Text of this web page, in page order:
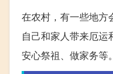
在农村，有一些地方
自己和家人带来厄运
安心祭祖、做家务等。